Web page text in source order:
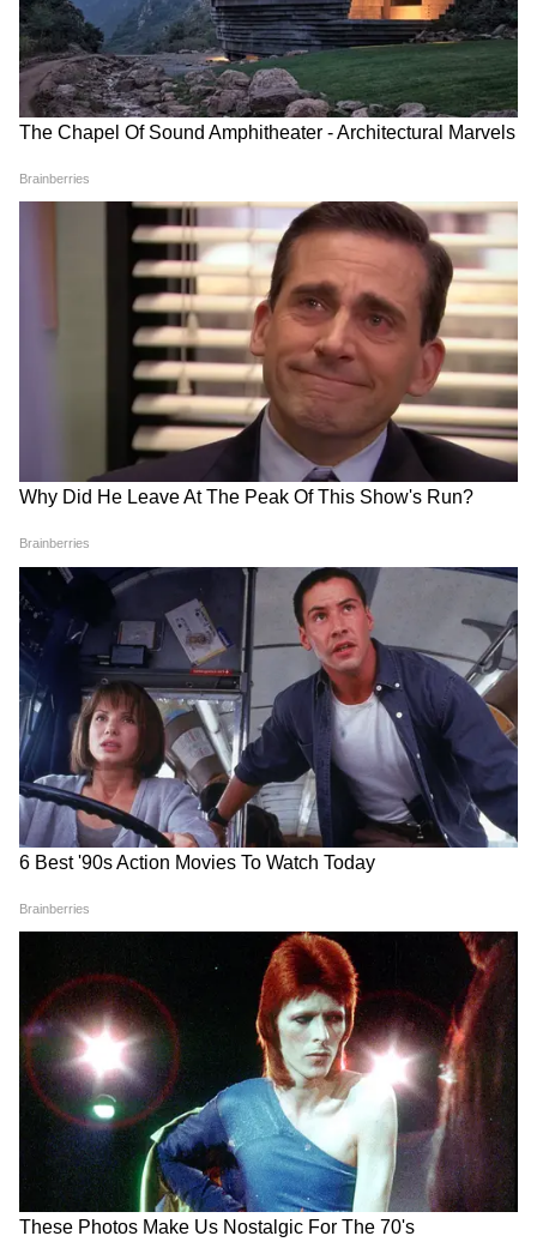
Image Credit : Instagram
5. टाइगर जिंदा है
डायरेक्टर अली अब्बास जफर की फिल्म टाइगर जिंदा है ने
किया था। फिल्म में सालमान खान और कैटरीना कैफ लीड
8
Image Credit :
6. एक था टाइगर
डायरेक्टर कबीर खान की फिल्म एक था टाइगर ने अपनी
रिलीज के पहले दिन 32.93 करोड़ का बिजनेस किया था।
यशराज स्पाई यूनिवर्स की इस फिल्म में सलमान खान और
कैटरीना कैफ लीड रोल में थे।
8
8
Image Credit :Instagram
7. अल्फा
यशराज स्पाई यूनिवर्स की हालिया रिलीज फिल्म अल्फा ने
पहले दिन भारत में नेट 9.35 करोड़ का बिजनेस किया।
डायरेक्टर शिव रवैल की इस फिल्म में आलिया भट्ट,
शरवरी वाघ, बॉबी देओल और अनिल कपूर लीड रोल में
हैं।